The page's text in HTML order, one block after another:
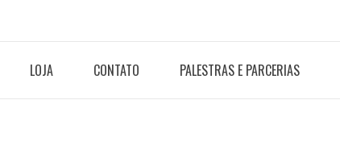
LOJA CONTATO PALESTRAS E PARCERIAS